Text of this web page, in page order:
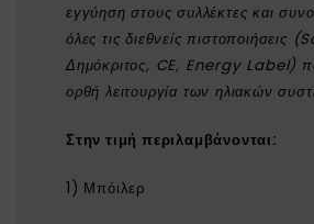
εγγύηση στους συλλέκτες και
όλες τις διεθνείς
Δημόκριτος, CE, Energy Label)
ορθή λειτουργία των ηλιακών
Στην τιμή περιλαμβάνονται:
1) Μπόιλερ